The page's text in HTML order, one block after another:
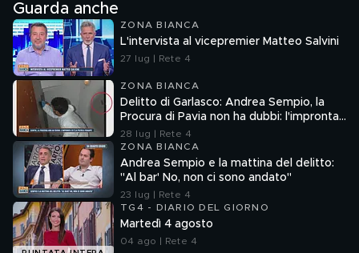
Guarda anche
ZONA BIANCA
L'intervista al vicepremier Matteo Salvini
27 lug | Rete 4
ZONA BIANCA
Delitto di Garlasco: Andrea Sempio, la
Procura di Pavia non ha dubbi: l'impronta
33 è la pistola fumante
28 lug | Rete 4
ZONA BIANCA
Andrea Sempio e la mattina del delitto:
"Al bar' No, non ci sono andato"
23 lug | Rete 4
TG4 - DIARIO DEL GIORNO
Martedì 4 agosto
04 ago | Rete 4